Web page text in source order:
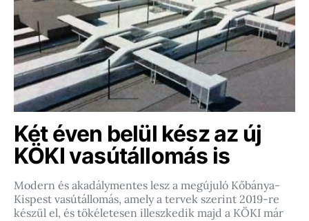
Két éven belül kész az új
KÖKI vasútállomás is
Modern és akadálymentes lesz a megújuló Kőbánya-
Kispest vasútállomás, amely a tervek szerint 2019-re
készül el, és tökéletesen illeszkedik majd a KÖKI már